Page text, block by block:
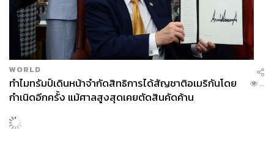
WORLD
ทำไมทรัมป์เดินหน้าจำกัดสิทธิการได้สัญชาติอเมริกันโดย
กำเนิดอีกครั้ง แม้ศาลสูงสุดเคยตัดสินคัดค้าน
...